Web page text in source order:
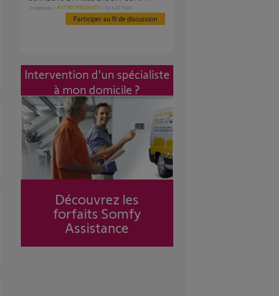
3 réponses AUTRES PRODUITS il y a 11 mois
Participer au fil de discussion
Intervention d'un spécialiste
à mon domicile ?
Découvrez les
forfaits Somfy
Assistance